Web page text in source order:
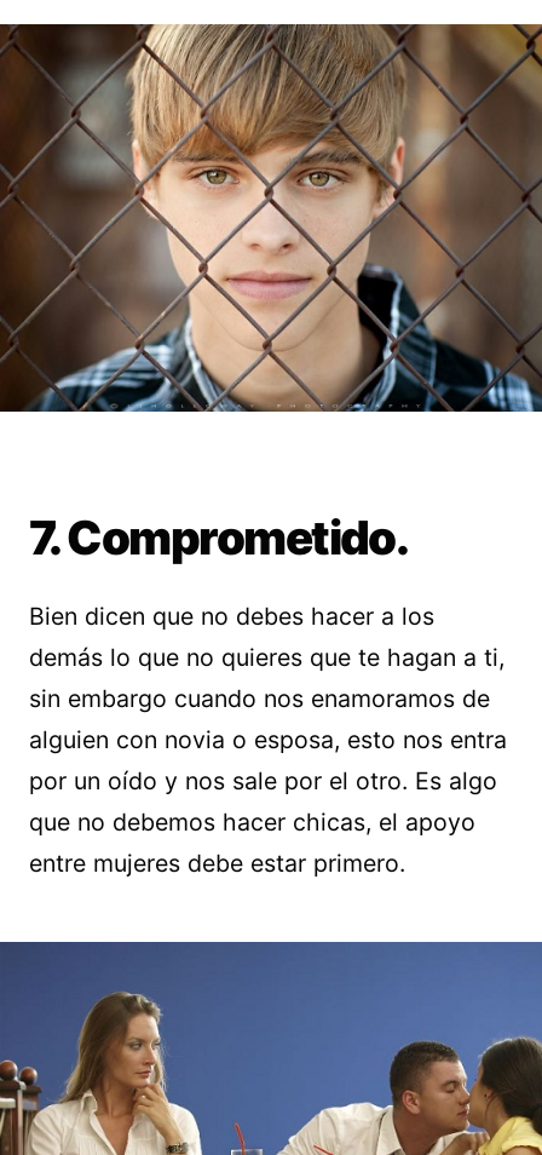
7. Comprometido.
Bien dicen que no debes hacer a los
demás lo que no quieres que te hagan a ti,
sin embargo cuando nos enamoramos de
alguien con novia o esposa, esto nos entra
por un oído y nos sale por el otro. Es algo
que no debemos hacer chicas, el apoyo
entre mujeres debe estar primero.